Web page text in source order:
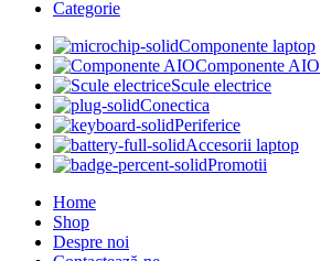
Categorie
Componente laptop
Componente AIO
Scule electrice
Conectica
Periferice
Accesorii laptop
Promotii
Home
Shop
Despre noi